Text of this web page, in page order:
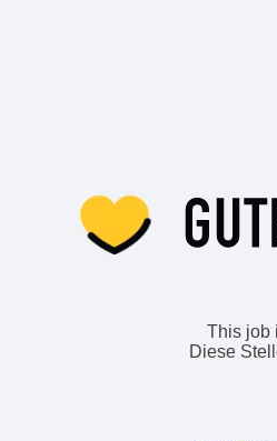
This job
Diese